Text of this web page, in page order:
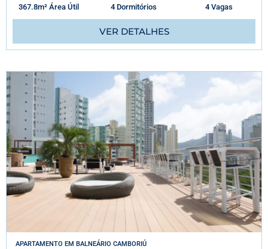
367.8m² Área Útil 4 Dormitórios 4 Vagas
VER DETALHES
APARTAMENTO EM BALNEÁRIO CAMBORIÚ